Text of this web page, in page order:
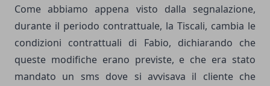
Come abbiamo appena visto dalla segnalazione,
durante il periodo contrattuale, la Tiscali, cambia le
condizioni contrattuali di Fabio, dichiarando che
queste modifiche erano previste, e che era stato
mandato un sms dove si avvisava il cliente che